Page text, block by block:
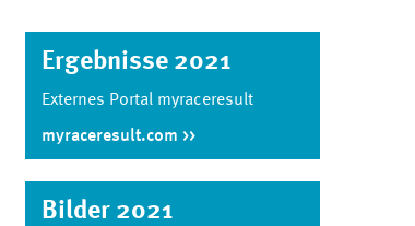
Ergebnisse 2021
Externes Portal myraceresult
myraceresult.com
Bilder 2021